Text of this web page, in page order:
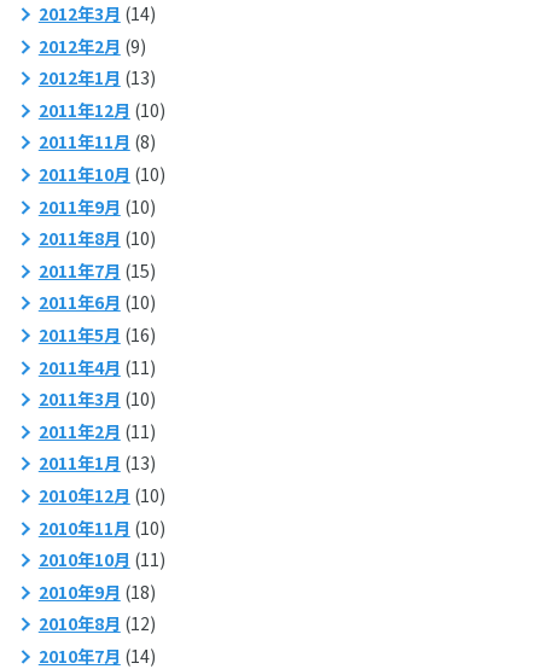
2012年3月 (14)
2012年2月 (9)
2012年1月 (13)
2011年12月 (10)
2011年11月 (8)
2011年10月 (10)
2011年9月 (10)
2011年8月 (10)
2011年7月 (15)
2011年6月 (10)
2011年5月 (16)
2011年4月 (11)
2011年3月 (10)
2011年2月 (11)
2011年1月 (13)
2010年12月 (10)
2010年11月 (10)
2010年10月 (11)
2010年9月 (18)
2010年8月 (12)
2010年7月 (14)